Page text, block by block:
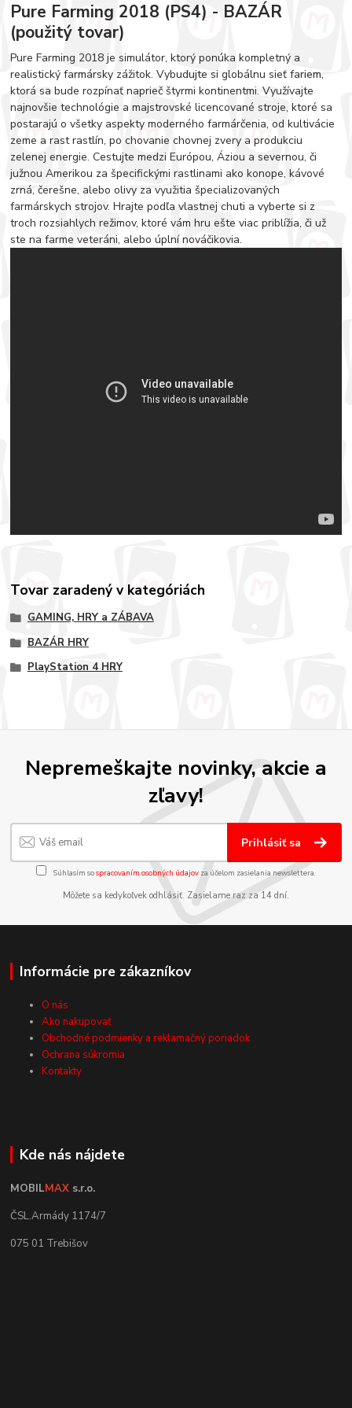
Pure Farming 2018 (PS4) - BAZÁR
(použitý tovar)
Pure Farming 2018 je simulátor, ktorý ponúka kompletný a
realistický farmársky zážitok. Vybudujte si globálnu sieť fariem,
ktorá sa bude rozpínať naprieč štyrmi kontinentmi. Využívajte
najnovšie technológie a majstrovské licencované stroje, ktoré sa
postarajú o všetky aspekty moderného farmárčenia, od kultivácie
zeme a rast rastlín, po chovanie chovnej zvery a produkciu
zelenej energie. Cestujte medzi Európou, Áziou a severnou, či
južnou Amerikou za špecifickými rastlinami ako konope, kávové
zrná, čerešne, alebo olivy za využitia špecializovaných
farmárskych strojov. Hrajte podľa vlastnej chuti a vyberte si z
troch rozsiahlych režimov, ktoré vám hru ešte viac priblížia, či už
ste na farme veteráni, alebo úplní nováčikovia.
Tovar zaradený v kategóriách
GAMING, HRY a ZÁBAVA
BAZÁR HRY
PlayStation 4 HRY
Nepremeškajte novinky, akcie a
zľavy!
Prihlásiť sa
Súhlasím sospracovaním osobných údajov za účelom zasielania newslettera.
Môžete sa kedykoľvek odhlásiť. Zasielame raz za 14 dní.
Informácie pre zákazníkov
O nás
Ako nakupovať
Obchodné podmienky a reklamačný poriadok
Ochrana súkromia
Kontakty
Kde nás nájdete
MOBILMAX s.r.o.
ČSL.Armády 1174/7
075 01 Trebišov